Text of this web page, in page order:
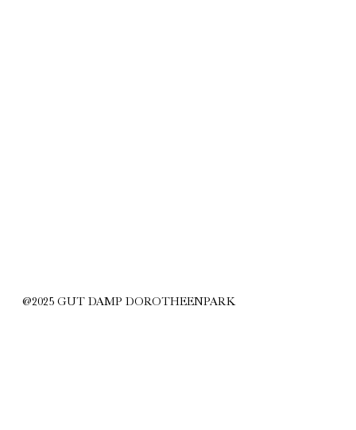
@2025 GUT DAMP DOROTHEENPARK